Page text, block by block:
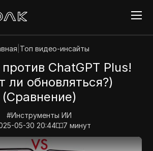
Топ видео-инсайты
ChatGPT Plus!
ли обновляться?)
(Сравнение)
#Инструменты ИИ
05-30 20:44
7 минут
против ChatGPT Plus! (Стоит